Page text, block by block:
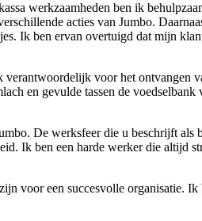
werkzaamheden ben ik
acties van Jumbo.
Ik ben ervan overtuigd dat mijn
voor het ontvangen
en gevulde tassen de
De werksfeer die u beschrijft als
Ik ben een harde werker die altijd
voor een succesvolle organisatie.